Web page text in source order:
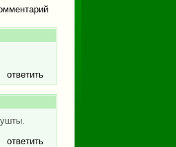
ответить
ответить